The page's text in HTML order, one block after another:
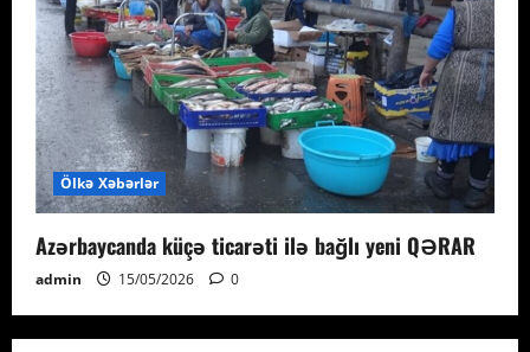
Ölkə Xəbərlər
Azərbaycanda küçə ticarəti ilə bağlı yeni QƏRAR
admin 15/05/2026 0